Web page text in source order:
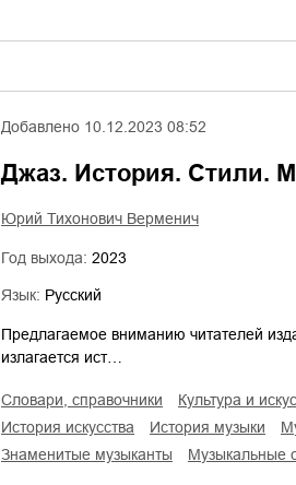
Добавлено 10.12.2023 08:52
Джаз. История. Стили.
Юрий Тихонович Верменич
Год выхода: 2023
Язык: Русский
Предлагаемое вниманию читателей
излагается ист…
словари, справочники культура и
история искусства
история музыки
знаменитые музыканты
музыкальные